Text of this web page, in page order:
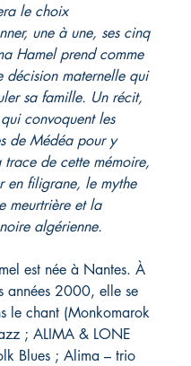
le choix
une à une, ses cinq
Hamel prend comme
décision maternelle qui
sa famille. Un récit,
convoquent les
de Médéa pour y
de cette mémoire,
en filigrane, le mythe
meurtrière et la
algérienne.
est née à Nantes. À
années 2000, elle se
le chant (Monkomarok
; ALIMA & LONE
Blues ; Alima – trio